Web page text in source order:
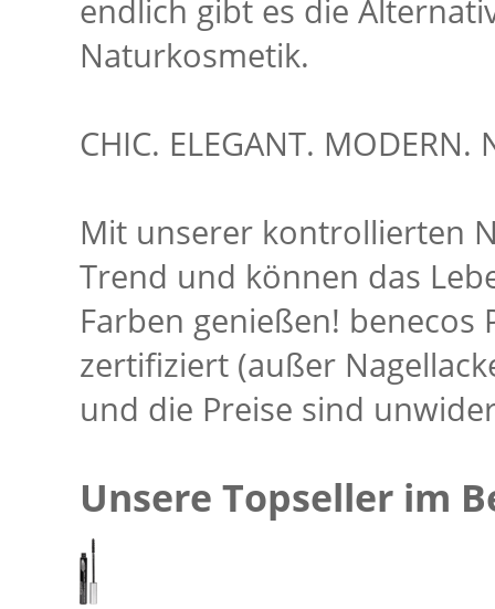
endlich gibt es die
Naturkosmetik.
CHIC. ELEGANT. MODERN.
Mit unserer kontrollierten
Trend und können das
Farben genießen!
zertifiziert (außer
und die Preise sind
Unsere Topseller im